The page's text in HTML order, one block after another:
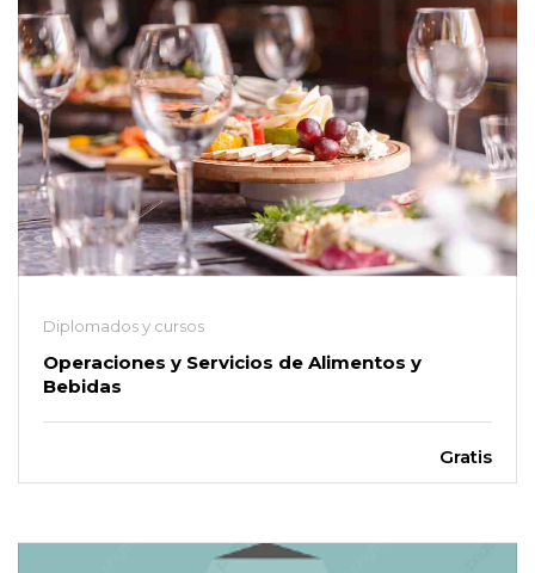
Diplomados y cursos
Operaciones y Servicios de Alimentos y
Bebidas
Gratis